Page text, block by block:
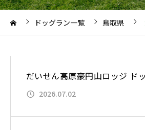
ドッグラン一覧 鳥取県
だいせん高原豪円山ロッジ ド
2026.07.02